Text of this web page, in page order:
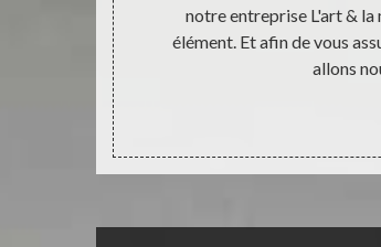
notre entreprise L'art & la
élément. Et afin de vous
allons